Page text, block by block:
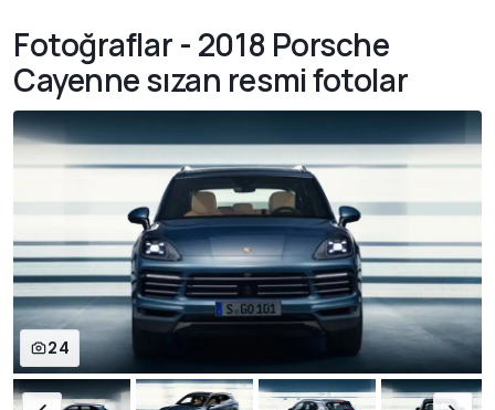
Fotoğraflar - 2018 Porsche
Cayenne sızan resmi fotolar
24